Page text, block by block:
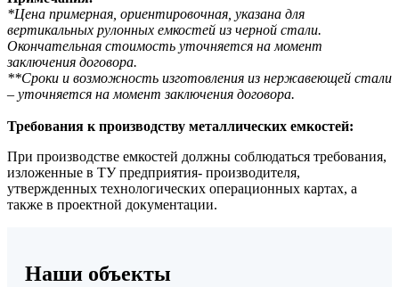
*Цена примерная, ориентировочная, указана для
вертикальных рулонных емкостей из черной стали.
Окончательная стоимость уточняется на момент
заключения договора.
**Сроки и возможность изготовления из нержавеющей стали
– уточняется на момент заключения договора.
Требования к производству металлических емкостей:
При производстве емкостей должны соблюдаться требования,
изложенные в ТУ предприятия- производителя,
утвержденных технологических операционных картах, а
также в проектной документации.
Наши объекты